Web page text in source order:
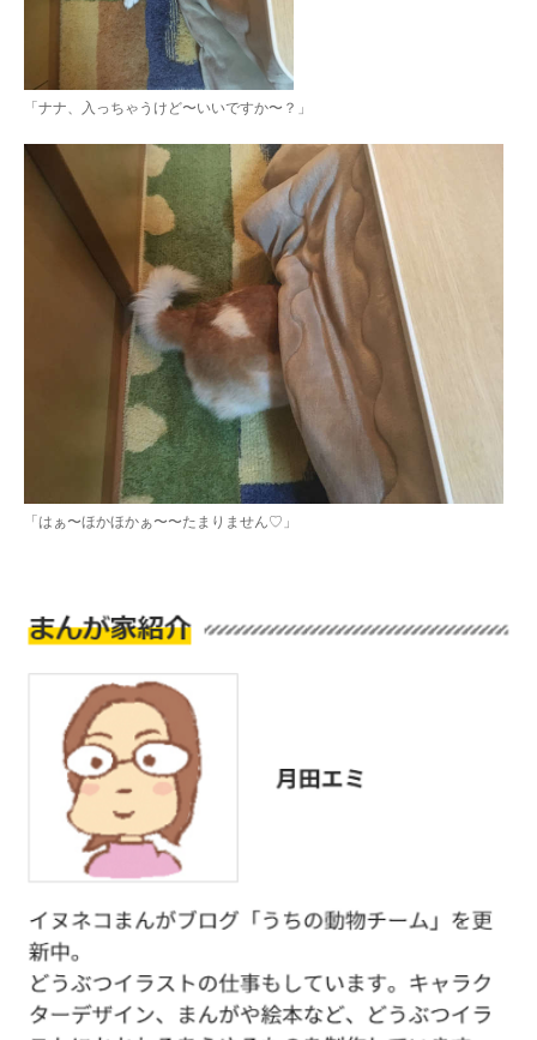
「ナナ、入っちゃうけど〜いいですか〜？」
「はぁ〜ほかほかぁ〜〜たまりません♡」
閉じる
pecodogs
いぬ部をフォロー
pecocats
ねこ部をフォロー
PECOアプリをダウンロード済みの方
アプリで開く
アプリをダウンロードする